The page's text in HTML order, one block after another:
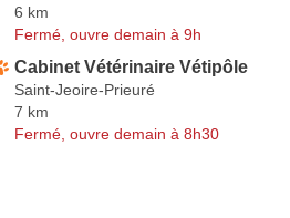
6 km
Fermé, ouvre demain à 9h
Cabinet Vétérinaire Vétipôle
Saint-Jeoire-Prieuré
7 km
Fermé, ouvre demain à 8h30